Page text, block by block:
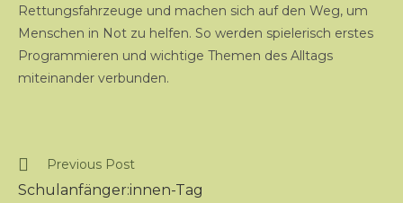
Rettungsfahrzeuge und machen sich auf den Weg, um
Menschen in Not zu helfen. So werden spielerisch erstes
Programmieren und wichtige Themen des Alltags
miteinander verbunden.
Previous Post
Schulanfänger:innen-Tag